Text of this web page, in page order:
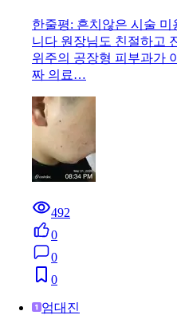
한줄평: 흔치않은 시술
니다 원장님도 친절하고
위주의 공장형 피부과가
짜 의료…
492
0
0
0
엄대진